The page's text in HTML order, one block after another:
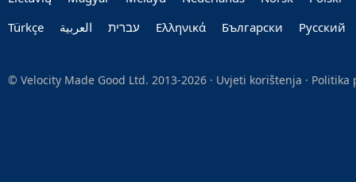
Türkçe
العربية‏ עברית‏ Ελληνικά Български Руccкий
© Velocity Made Good Ltd. 2013-2026 · Uvjeti korištenja · Politika